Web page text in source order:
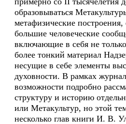
образовываться
метафизические
большие человеческие
включающие в себя не
более тонкий материал
несущие в себе элементы
духовности. В рамках
возможности подробно
структуру и историю
или Метакультур, но этой
несколько глав книги И. В.